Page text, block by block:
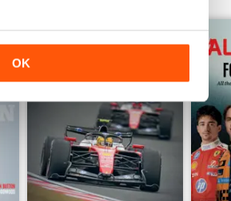
OK